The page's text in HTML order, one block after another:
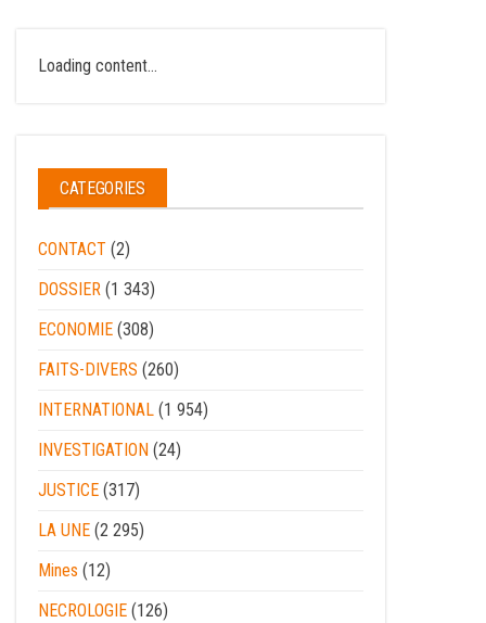
Loading content...
CATEGORIES
CONTACT (2)
DOSSIER (1 343)
ECONOMIE (308)
FAITS-DIVERS (260)
INTERNATIONAL (1 954)
INVESTIGATION (24)
JUSTICE (317)
LA UNE (2 295)
Mines (12)
NECROLOGIE (126)